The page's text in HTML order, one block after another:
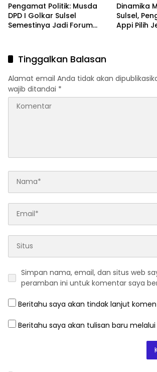
Pengamat Politik: Musda
DPD I Golkar Sulsel
Semestinya Jadi Forum
Dinamika
Sulsel,
Appi Pilih
Tinggalkan Balasan
Alamat email Anda tidak akan
wajib ditandai *
Simpan nama, email, dan situs web
peramban ini untuk komentar saya
Beritahu saya akan tindak lanjut
Beritahu saya akan tulisan baru melalui